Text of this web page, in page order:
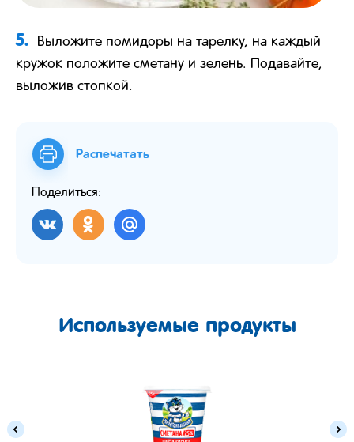
5.
Выложите помидоры на тарелку, на каждый
кружок положите сметану и зелень. Подавайте,
выложив стопкой.
Распечатать
Поделиться:
Используемые продукты